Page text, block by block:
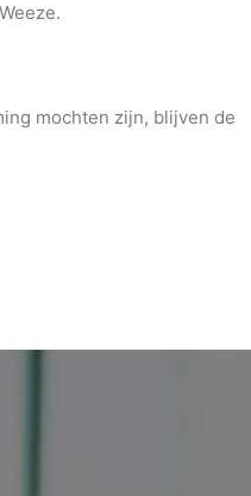
mochten zijn, blijven de